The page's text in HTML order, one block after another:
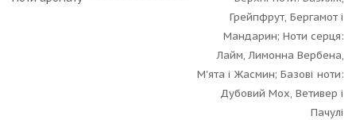
Грейпфрут, Бергамот і
Мандарин; Ноти серця:
Лайм, Лимонна Вербена,
М'ята і Жасмин; Базові ноти:
Дубовий Мох, Ветивер і
Пачулі